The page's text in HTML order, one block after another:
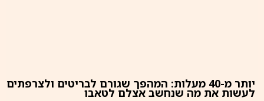
יותר מ-40 מעלות: המהפך שגורם לבריטים ולצרפתים
לעשות את מה שנחשב אצלם לטאבו